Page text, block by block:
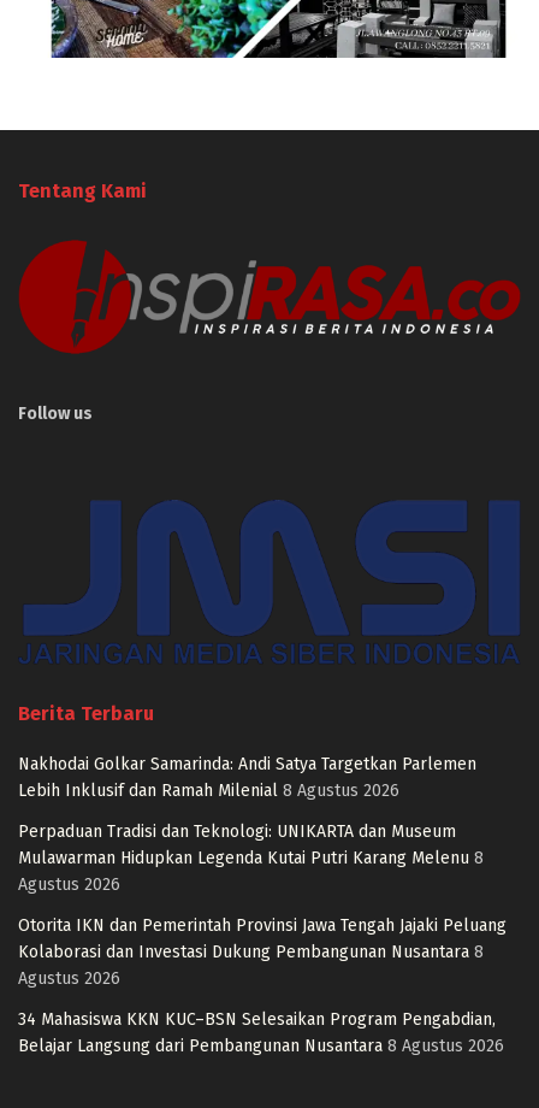
Tentang Kami
Follow us
Berita Terbaru
Nakhodai Golkar Samarinda: Andi Satya Targetkan Parlemen
Lebih Inklusif dan Ramah Milenial 8 Agustus 2026
Perpaduan Tradisi dan Teknologi: UNIKARTA dan Museum
Mulawarman Hidupkan Legenda Kutai Putri Karang Melenu 8
Agustus 2026
Otorita IKN dan Pemerintah Provinsi Jawa Tengah Jajaki Peluang
Kolaborasi dan Investasi Dukung Pembangunan Nusantara 8
Agustus 2026
34 Mahasiswa KKN KUC–BSN Selesaikan Program Pengabdian,
Belajar Langsung dari Pembangunan Nusantara 8 Agustus 2026